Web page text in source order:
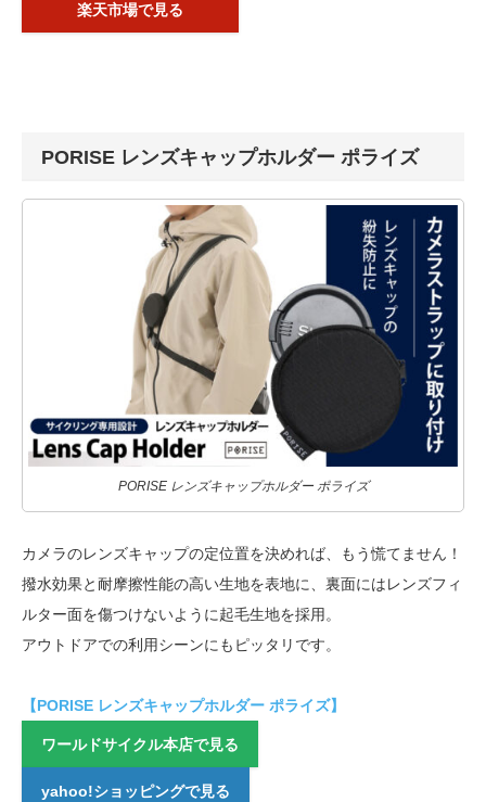
楽天市場で見る
PORISE レンズキャップホルダー ポライズ
PORISE レンズキャップホルダー ポライズ
カメラのレンズキャップの定位置を決めれば、もう慌てません！
撥水効果と耐摩擦性能の高い生地を表地に、裏面にはレンズフィ
ルター面を傷つけないように起毛生地を採用。
アウトドアでの利用シーンにもピッタリです。
【PORISE レンズキャップホルダー ポライズ】
ワールドサイクル本店で見る
yahoo!ショッピングで見る